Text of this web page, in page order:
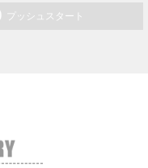
プッシュスタート